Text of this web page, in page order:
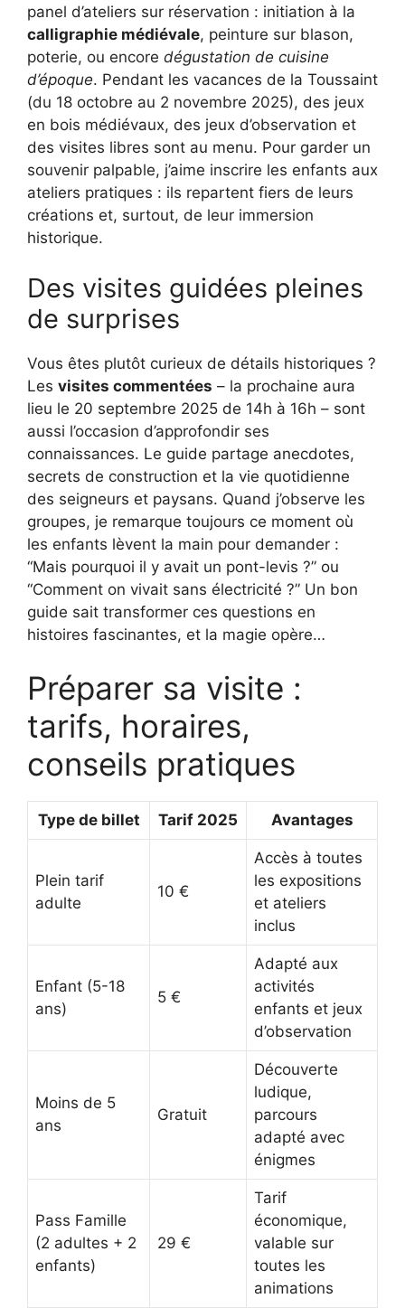
panel d’ateliers sur réservation : initiation à la
calligraphie médiévale, peinture sur blason,
poterie, ou encore dégustation de cuisine
d’époque. Pendant les vacances de la Toussaint
(du 18 octobre au 2 novembre 2025), des jeux
en bois médiévaux, des jeux d’observation et
des visites libres sont au menu. Pour garder un
souvenir palpable, j’aime inscrire les enfants aux
ateliers pratiques : ils repartent fiers de leurs
créations et, surtout, de leur immersion
historique.
Des visites guidées pleines
de surprises
Vous êtes plutôt curieux de détails historiques ?
Les visites commentées – la prochaine aura
lieu le 20 septembre 2025 de 14h à 16h – sont
aussi l’occasion d’approfondir ses
connaissances. Le guide partage anecdotes,
secrets de construction et la vie quotidienne
des seigneurs et paysans. Quand j’observe les
groupes, je remarque toujours ce moment où
les enfants lèvent la main pour demander :
“Mais pourquoi il y avait un pont-levis ?” ou
“Comment on vivait sans électricité ?” Un bon
guide sait transformer ces questions en
histoires fascinantes, et la magie opère…
Préparer sa visite :
tarifs, horaires,
conseils pratiques
Type de billet Tarif 2025 Avantages
Plein tarif
adulte
10 €
Accès à toutes
les expositions
et ateliers
inclus
Enfant (5-18
ans)
5 €
Adapté aux
activités
enfants et jeux
d’observation
Moins de 5
ans
Gratuit
Découverte
ludique,
parcours
adapté avec
énigmes
Pass Famille
(2 adultes + 2
enfants)
29 €
Tarif
économique,
valable sur
toutes les
animations